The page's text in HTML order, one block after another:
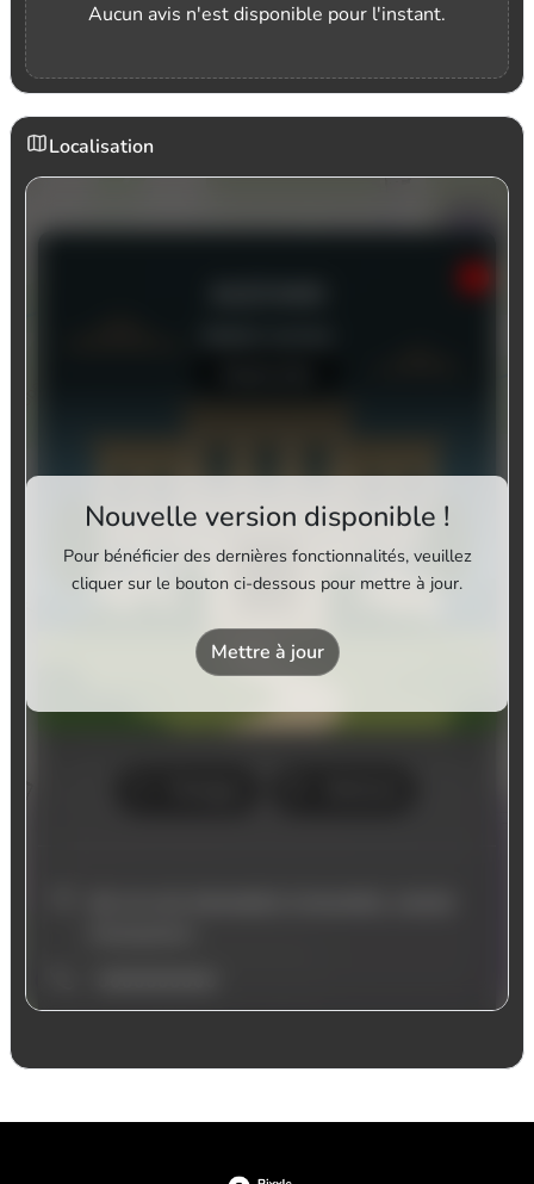
Aucun avis n'est disponible pour l'instant.
Localisation